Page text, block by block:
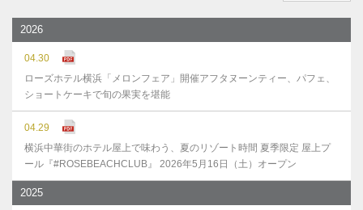
2026
04.30
ローズホテル横浜「メロンフェア」開催アフタヌーンティー、パフェ、
ショートケーキで旬の果実を堪能
04.29
横浜中華街のホテル屋上で味わう、夏のリゾート時間 夏季限定 屋上プ
ール『#ROSEBEACHCLUB』 2026年5月16日（土）オープン
2025